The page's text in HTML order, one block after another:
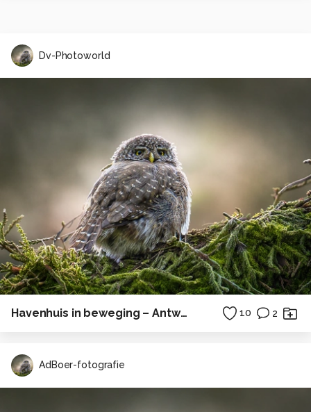
Dv-Photoworld
Havenhuis in beweging – Antwerp Pride 10 2
AdBoer-fotografie